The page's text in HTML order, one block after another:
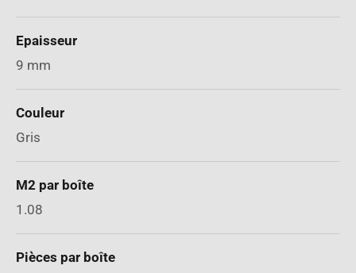
Epaisseur
9 mm
Couleur
Gris
M2 par boîte
1.08
Pièces par boîte